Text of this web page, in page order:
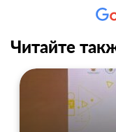
Читайте